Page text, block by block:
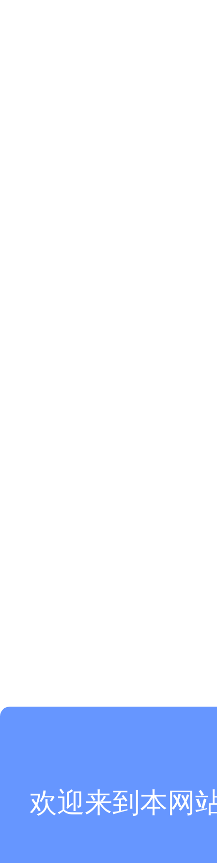
欢迎来到本网